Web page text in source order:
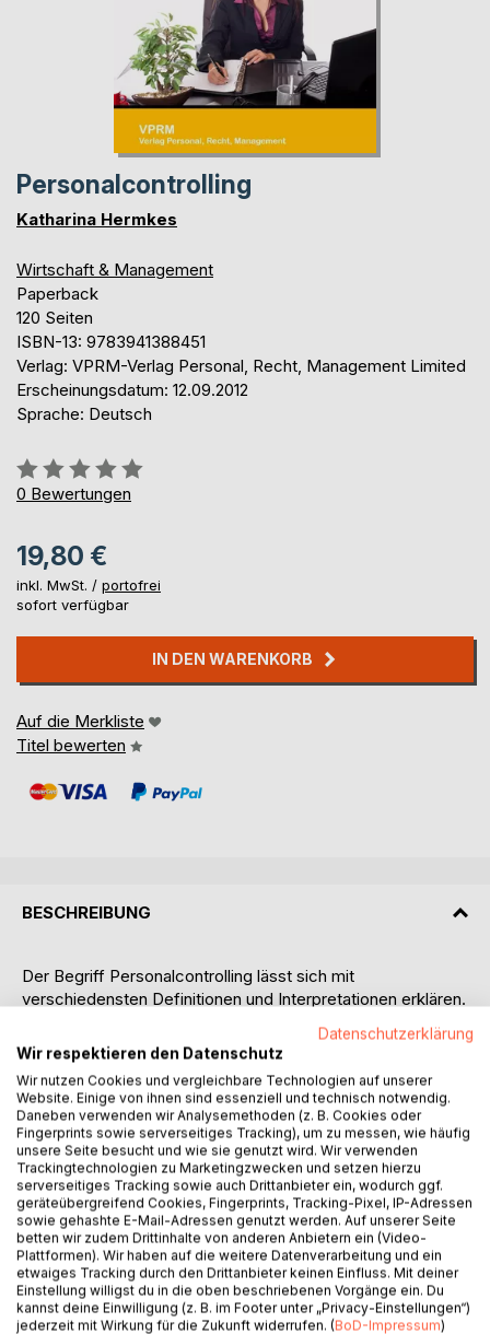
Personalcontrolling
Katharina Hermkes
Wirtschaft & Management
Paperback
120 Seiten
ISBN-13: 9783941388451
Verlag: VPRM-Verlag Personal, Recht, Management Limited
Erscheinungsdatum: 12.09.2012
Sprache: Deutsch
Bewertung::
0%
0 Bewertungen
19,80 €
inkl. MwSt. / portofrei
sofort verfügbar
IN DEN WARENKORB
Auf die Merkliste
Titel bewerten
BESCHREIBUNG
Der Begriff Personalcontrolling lässt sich mit
verschiedensten Definitionen und Interpretationen erklären.
ebenso wie ein Überblick der historischen Entwicklung des
Personalcontrollings.
Ziel dieses Buches ist in erster Linie aber, das
Personalcontrolling mit seinen Aufgaben, Ausprägungen,
Zielen und Methoden vorzustellen. Der Schwerpunkt wurde
bewusst auf die Methoden und Instrumente zur
Durchführung von Personalcontrolling gelegt. So wird die
Vielfältigkeit dieser Controllingart deutlich und es kann auf
unterschiedlichste Vor- und Nachteile der einzelnen
Instrumentarien hingewiesen werden.
Ein weiterer wichtiger Aspekt der in diesem
Datenschutzerklärung
Wir respektieren den Datenschutz
Wir nutzen Cookies und vergleichbare Technologien auf unserer
Website. Einige von ihnen sind essenziell und technisch notwendig.
Daneben verwenden wir Analysemethoden (z. B. Cookies oder
Fingerprints sowie serverseitiges Tracking), um zu messen, wie häufig
unsere Seite besucht und wie sie genutzt wird. Wir verwenden
Trackingtechnologien zu Marketingzwecken und setzen hierzu
serverseitiges Tracking sowie auch Drittanbieter ein, wodurch ggf.
geräteübergreifend Cookies, Fingerprints, Tracking-Pixel, IP-Adressen
sowie gehashte E-Mail-Adressen genutzt werden. Auf unserer Seite
betten wir zudem Drittinhalte von anderen Anbietern ein (Video-
Plattformen). Wir haben auf die weitere Datenverarbeitung und ein
etwaiges Tracking durch den Drittanbieter keinen Einfluss. Mit deiner
Einstellung willigst du in die oben beschriebenen Vorgänge ein. Du
kannst deine Einwilligung (z. B. im Footer unter „Privacy-Einstellungen“)
jederzeit mit Wirkung für die Zukunft widerrufen. (BoD-Impressum)